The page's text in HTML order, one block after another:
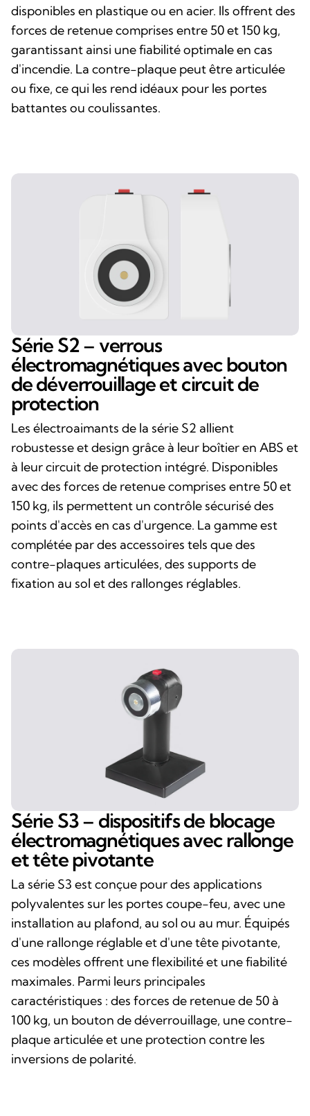
disponibles en plastique ou en acier. Ils offrent des
forces de retenue comprises entre 50 et 150 kg,
garantissant ainsi une fiabilité optimale en cas
d'incendie. La contre-plaque peut être articulée
ou fixe, ce qui les rend idéaux pour les portes
battantes ou coulissantes.
Série S2 – verrous
électromagnétiques avec bouton
de déverrouillage et circuit de
protection
Les électroaimants de la série S2 allient
robustesse et design grâce à leur boîtier en ABS et
à leur circuit de protection intégré. Disponibles
avec des forces de retenue comprises entre 50 et
150 kg, ils permettent un contrôle sécurisé des
points d'accès en cas d'urgence. La gamme est
complétée par des accessoires tels que des
contre-plaques articulées, des supports de
fixation au sol et des rallonges réglables.
Série S3 – dispositifs de blocage
électromagnétiques avec rallonge
et tête pivotante
La série S3 est conçue pour des applications
polyvalentes sur les portes coupe-feu, avec une
installation au plafond, au sol ou au mur. Équipés
d'une rallonge réglable et d'une tête pivotante,
ces modèles offrent une flexibilité et une fiabilité
maximales. Parmi leurs principales
caractéristiques : des forces de retenue de 50 à
100 kg, un bouton de déverrouillage, une contre-
plaque articulée et une protection contre les
inversions de polarité.